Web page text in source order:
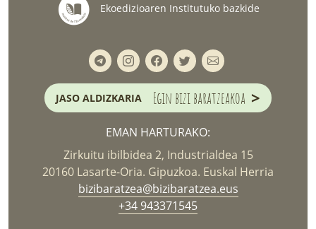
Ekoedizioaren Institutuko bazkide
JASO ALDIZKARIA Egin bizi baratzeakoa >
EMAN HARTURAKO:
Zirkuitu ibilbidea 2, Industrialdea 15
20160 Lasarte-Oria. Gipuzkoa. Euskal Herria
bizibaratzea@bizibaratzea.eus
+34 943371545